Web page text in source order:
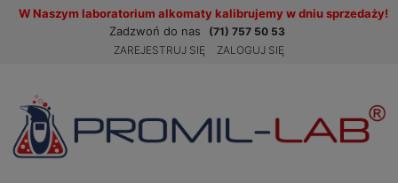
W Naszym laboratorium alkomaty kalibrujemy w dniu sprzedaży!
Zadzwoń do nas
(71) 757 50 53
ZAREJESTRUJ SIĘ
ZALOGUJ SIĘ